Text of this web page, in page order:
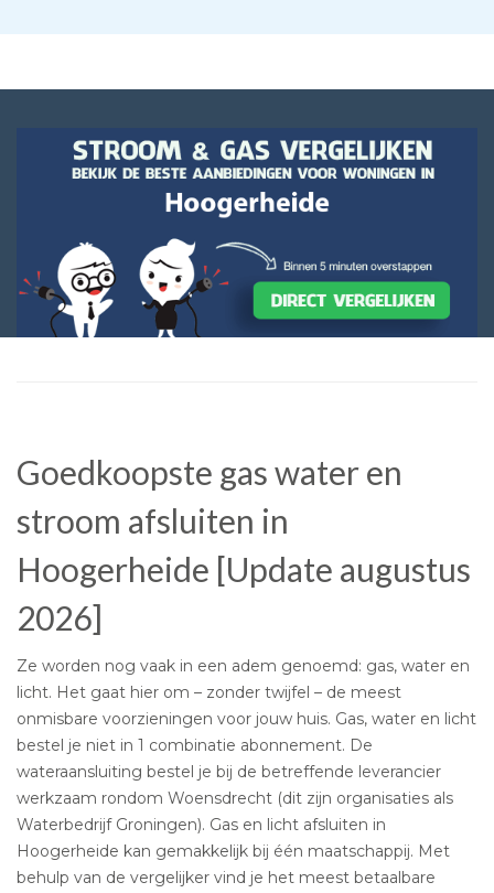
Goedkoopste gas water en
stroom afsluiten in
Hoogerheide [Update augustus
2026]
Ze worden nog vaak in een adem genoemd: gas, water en
licht. Het gaat hier om – zonder twijfel – de meest
onmisbare voorzieningen voor jouw huis. Gas, water en licht
bestel je niet in 1 combinatie abonnement. De
wateraansluiting bestel je bij de betreffende leverancier
werkzaam rondom Woensdrecht (dit zijn organisaties als
Waterbedrijf Groningen). Gas en licht afsluiten in
Hoogerheide kan gemakkelijk bij één maatschappij. Met
behulp van de vergelijker vind je het meest betaalbare